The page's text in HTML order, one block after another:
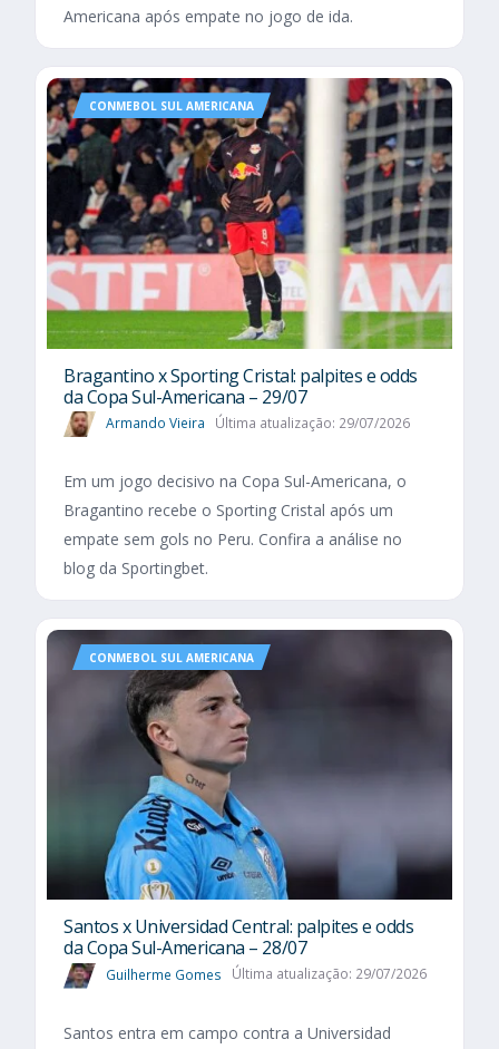
Americana após empate no jogo de ida.
CONMEBOL SUL AMERICANA
Bragantino x Sporting Cristal: palpites e odds
da Copa Sul-Americana – 29/07
Armando Vieira Última atualização: 29/07/2026
Em um jogo decisivo na Copa Sul-Americana, o
Bragantino recebe o Sporting Cristal após um
empate sem gols no Peru. Confira a análise no
blog da Sportingbet.
CONMEBOL SUL AMERICANA
Santos x Universidad Central: palpites e odds
da Copa Sul-Americana – 28/07
Guilherme Gomes Última atualização: 29/07/2026
Santos entra em campo contra a Universidad